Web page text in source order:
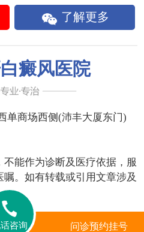
了解更多
癜风医院
单商场西侧(沛丰大厦东门)
能作为诊断及医疗依据，服
。如有转载或引用文章涉及
咨询 问诊预约挂号